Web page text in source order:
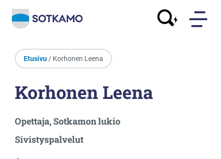
Etusivu / Korhonen Leena
Korhonen Leena
Opettaja, Sotkamon lukio
Sivistyspalvelut